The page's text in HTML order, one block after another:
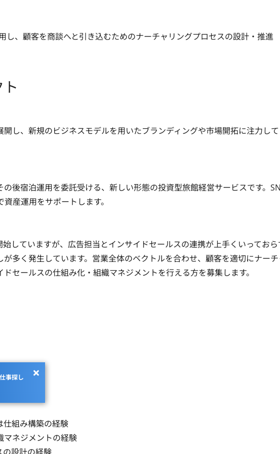
事探し
、顧客を商談へと引き込むためのナーチャリングプロセスの設計・推進
し、新規のビジネスモデルを用いたブランディングや市場開拓に注力し
後宿泊運用を委託受ける、新しい形態の投資型旅館経営サービスです。
産運用をサポートします。
していますが、広告担当とインサイドセールスの連携が上手くいっておら
多く発生しています。営業全体のベクトルを合わせ、顧客を適切にナー
セールスの仕組み化・組織マネジメントを行える方を募集します。
仕組み構築の経験
マネジメントの経験